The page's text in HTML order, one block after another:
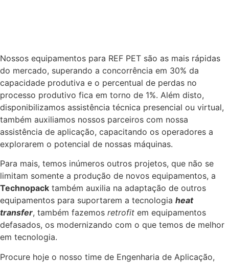
Nossos equipamentos para REF PET são as mais rápidas
do mercado, superando a concorrência em 30% da
capacidade produtiva e o percentual de perdas no
processo produtivo fica em torno de 1%. Além disto,
disponibilizamos assistência técnica presencial ou virtual,
também auxiliamos nossos parceiros com nossa
assistência de aplicação, capacitando os operadores a
explorarem o potencial de nossas máquinas.
Para mais, temos inúmeros outros projetos, que não se
limitam somente a produção de novos equipamentos, a
Technopack também auxilia na adaptação de outros
equipamentos para suportarem a tecnologia heat
transfer, também fazemos retrofit em equipamentos
defasados, os modernizando com o que temos de melhor
em tecnologia.
Procure hoje o nosso time de Engenharia de Aplicação,